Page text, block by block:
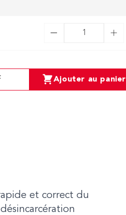
Ajouter au panier
et correct du